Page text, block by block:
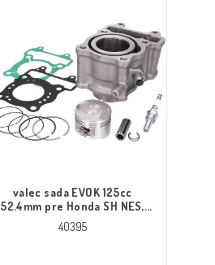
valec sada EVOK 125cc
52.4mm pre Honda SH NES,
FES, PES, SES 125
40395